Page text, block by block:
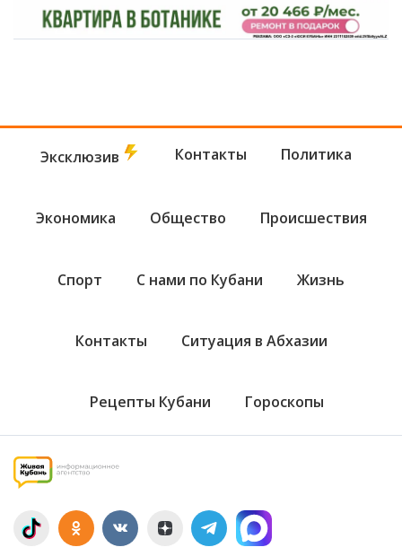
Эксклюзив Контакты Политика
Экономика Общество Происшествия
Спорт С нами по Кубани Жизнь
Контакты Ситуация в Абхазии
Рецепты Кубани Гороскопы